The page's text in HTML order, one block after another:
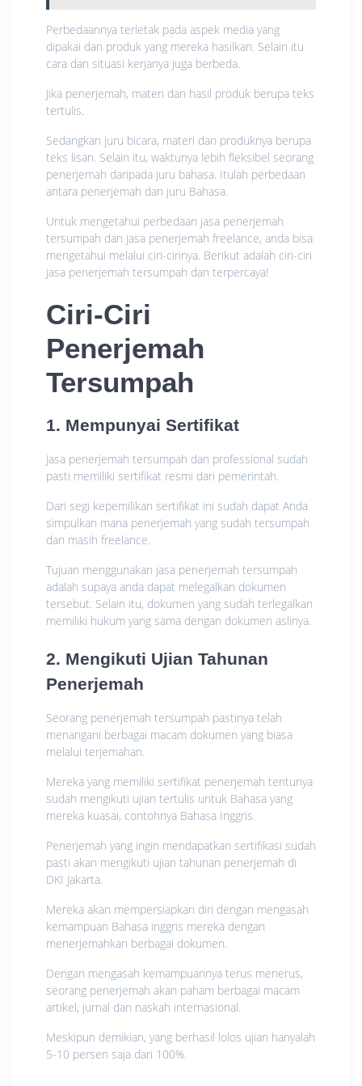
Perbedaannya terletak pada aspek media yang
dipakai dan produk yang mereka hasilkan. Selain itu
cara dan situasi kerjanya juga berbeda.
Jika penerjemah, materi dan hasil produk berupa teks
tertulis.
Sedangkan juru bicara, materi dan produknya berupa
teks lisan. Selain itu, waktunya lebih fleksibel seorang
penerjemah daripada juru bahasa. Itulah perbedaan
antara penerjemah dan juru Bahasa.
Untuk mengetahui perbedaan jasa penerjemah
tersumpah dan jasa penerjemah freelance, anda bisa
mengetahui melalui ciri-cirinya. Berikut adalah ciri-ciri
jasa penerjemah tersumpah dan terpercaya!
Ciri-Ciri
Penerjemah
Tersumpah
1. Mempunyai Sertifikat
Jasa penerjemah tersumpah dan professional sudah
pasti memiliki sertifikat resmi dari pemerintah.
Dari segi kepemilikan sertifikat ini sudah dapat Anda
simpulkan mana penerjemah yang sudah tersumpah
dan masih freelance.
Tujuan menggunakan jasa penerjemah tersumpah
adalah supaya anda dapat melegalkan dokumen
tersebut. Selain itu, dokumen yang sudah terlegalkan
memiliki hukum yang sama dengan dokumen aslinya.
2. Mengikuti Ujian Tahunan
Penerjemah
Seorang penerjemah tersumpah pastinya telah
menangani berbagai macam dokumen yang biasa
melalui terjemahan.
Mereka yang memiliki sertifikat penerjemah tentunya
sudah mengikuti ujian tertulis untuk Bahasa yang
mereka kuasai, contohnya Bahasa Inggris.
Penerjemah yang ingin mendapatkan sertifikasi sudah
pasti akan mengikuti ujian tahunan penerjemah di
DKI Jakarta.
Mereka akan mempersiapkan diri dengan mengasah
kemampuan Bahasa inggris mereka dengan
menerjemahkan berbagai dokumen.
Dengan mengasah kemampuannya terus menerus,
seorang penerjemah akan paham berbagai macam
artikel, jurnal dan naskah internasional.
Meskipun demikian, yang berhasil lolos ujian hanyalah
5-10 persen saja dari 100%.